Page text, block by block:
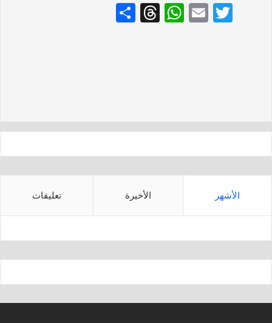
T
E
W
p
T
الأشهر الأخيرة تعليقات